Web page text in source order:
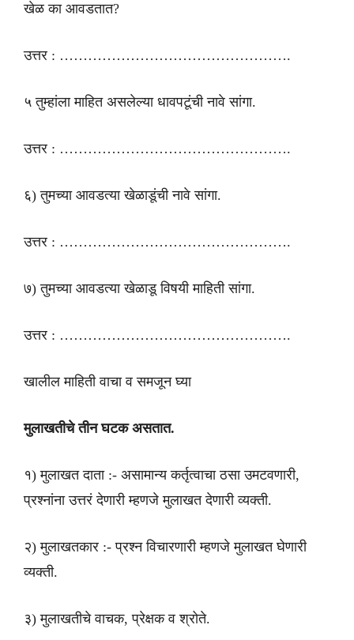
खेळ का आवडतात?
उत्तर : ………………………………………….
५ तुम्हांला माहित असलेल्या धावपटूंची नावे सांगा.
उत्तर : ………………………………………….
६) तुमच्या आवडत्या खेळाडूंची नावे सांगा.
उत्तर : ………………………………………….
७) तुमच्या आवडत्या खेळाडू विषयी माहिती सांगा.
उत्तर : ………………………………………….
खालील माहिती वाचा व समजून घ्या
मुलाखतीचे तीन घटक असतात.
१) मुलाखत दाता :- असामान्य कर्तृत्वाचा ठसा उमटवणारी,
प्रश्नांना उत्तरं देणारी म्हणजे मुलाखत देणारी व्यक्ती.
२) मुलाखतकार :- प्रश्न विचारणारी म्हणजे मुलाखत घेणारी
व्यक्ती.
३) मुलाखतीचे वाचक, प्रेक्षक व श्रोते.